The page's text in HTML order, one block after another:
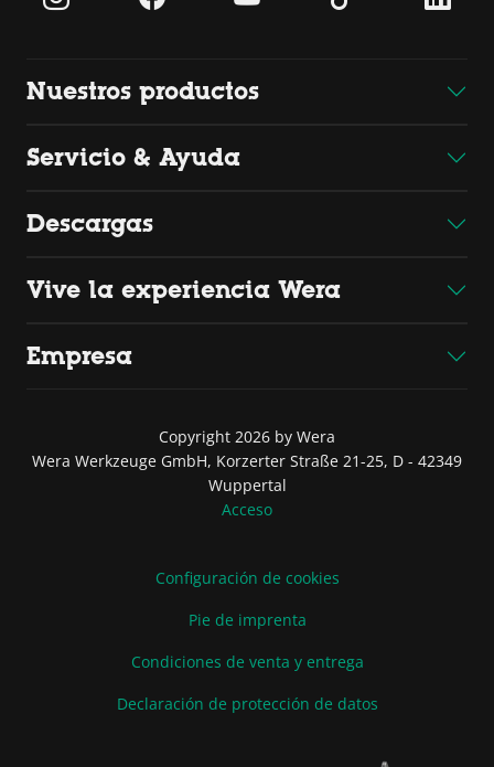
Nuestros productos
Servicio & Ayuda
Descargas
Vive la experiencia Wera
Empresa
Copyright 2026 by Wera
Wera Werkzeuge GmbH, Korzerter Straße 21-25, D - 42349
Wuppertal
Acceso
Configuración de cookies
Pie de imprenta
Condiciones de venta y entrega
Declaración de protección de datos